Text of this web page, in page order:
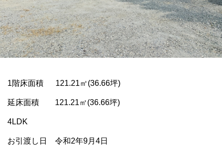
1階床面積 121.21㎡(36.66坪)
延床面積 121.21㎡(36.66坪)
4LDK
お引渡し日 令和2年9月4日